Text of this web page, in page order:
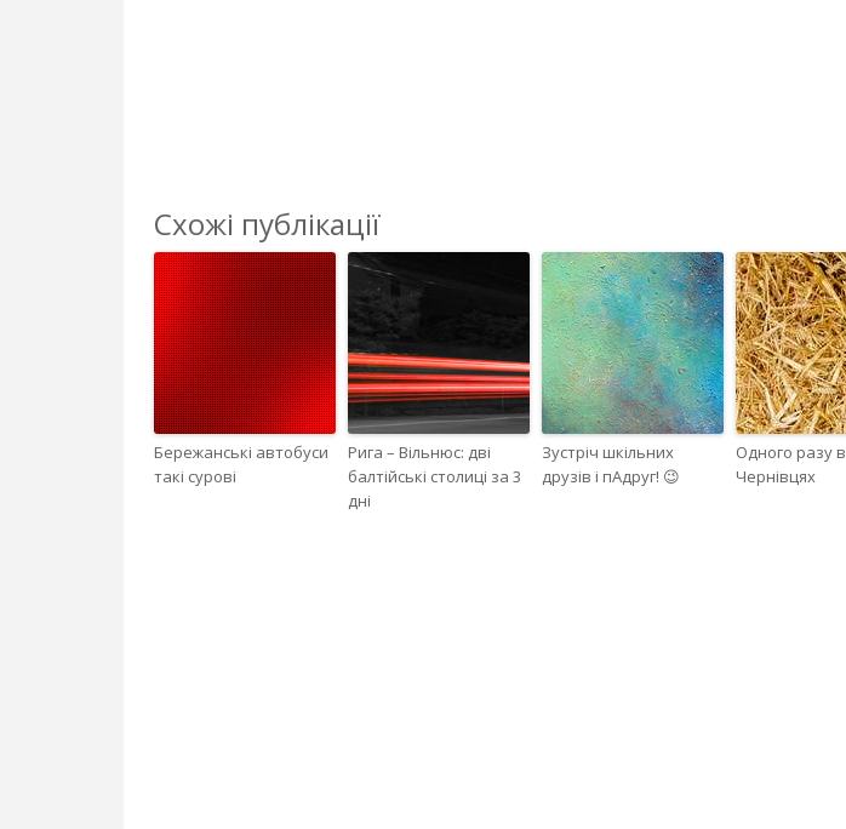
Схожі публікації
Бережанські автобуси
такі сурові
Рига – Вільнюс: дві
балтійські столиці за 3
дні
Зустріч шкільних
друзів і пАдруг! 😉
Одного разу в
Чернівцях